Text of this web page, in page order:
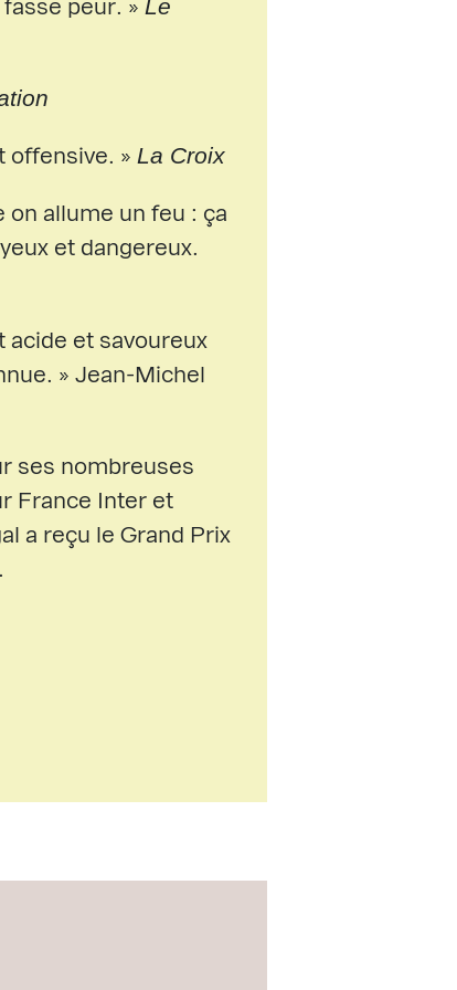
fasse peur. » Le
offensive. » La Croix
on allume un feu : ça
et dangereux.
acide et savoureux
» Jean-Michel
ses nombreuses
France Inter et
a reçu le Grand Prix